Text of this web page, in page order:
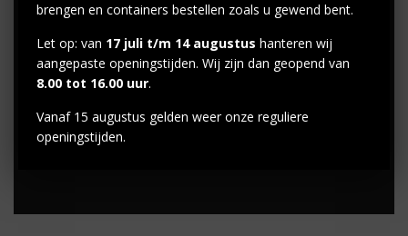
brengen en containers bestellen zoals u gewend bent.
Let op: van 17 juli t/m 14 augustus hanteren wij
aangepaste openingstijden. Wij zijn dan geopend van
8.00 tot 16.00 uur.
Vanaf 15 augustus gelden weer onze reguliere
openingstijden.